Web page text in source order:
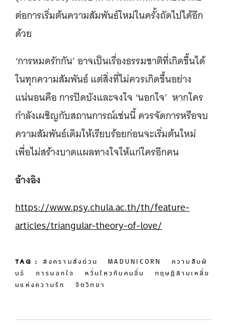
ต่อการเริ่มต้นความสัมพันธ์ใหม่ในครั้งถัดไปได้อีก
ด้วย
‘การหมดรักกัน’ อาจเป็นเรื่องธรรมชาติที่เกิดขึ้นได้
ในทุกความสัมพันธ์ แต่สิ่งที่ไม่ควรเกิดขึ้นอย่าง
แน่นอนคือ การปิดบังและจงใจ ‘นอกใจ’ หากใคร
กำลังเผชิญกับสถานการณ์เช่นนี้ ควรจัดการหรือจบ
ความสัมพันธ์เดิมให้เรียบร้อยก่อนจะเริ่มต้นใหม่
เพื่อไม่สร้างบาดแผลทางใจให้แก่ใครอีกคน
อ้างอิง
https://www.psy.chula.ac.th/th/feature-
articles/triangular-theory-of-love/
TAG : สงครามส่งด่วน MADUNICORN ความสัมพั
นธ์ การนอกใจ หวั่นไหวกับคนอื่น ทฤษฎีสามเหลี่ย
มแห่งความรัก จิตวิทยา